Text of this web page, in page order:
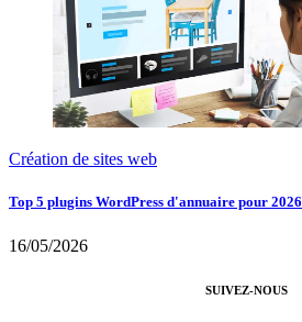
Création de sites web
Top 5 plugins WordPress d'annuaire pour 2026
16/05/2026
SUIVEZ-NOUS